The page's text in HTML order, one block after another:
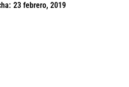
23 febrero, 2019